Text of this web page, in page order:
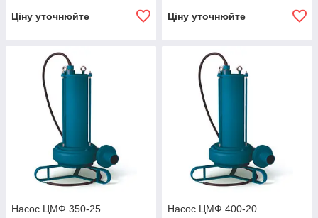
Ціну уточнюйте Ціну уточнюйте
Насос ЦМФ 350-25
Насос ЦМФ 400-20